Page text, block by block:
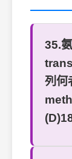
35.
列何